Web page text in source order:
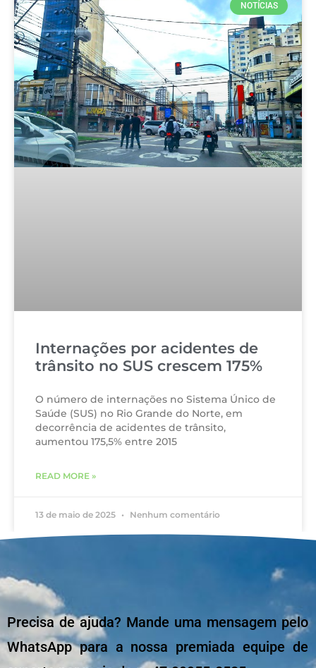
NOTÍCIAS
Internações por acidentes de
trânsito no SUS crescem 175%
O número de internações no Sistema Único de
Saúde (SUS) no Rio Grande do Norte, em
decorrência de acidentes de trânsito,
aumentou 175,5% entre 2015
READ MORE »
13 de maio de 2025 Nenhum comentário
Precisa de ajuda? Mande uma mensagem pelo
WhatsApp para a nossa premiada equipe de